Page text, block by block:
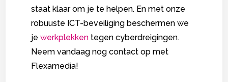
staat klaar om je te helpen. En met onze
robuuste ICT-beveiliging beschermen we
jewerkplekken tegen cyberdreigingen.
Neem vandaag nog contact op met
Flexamedia!